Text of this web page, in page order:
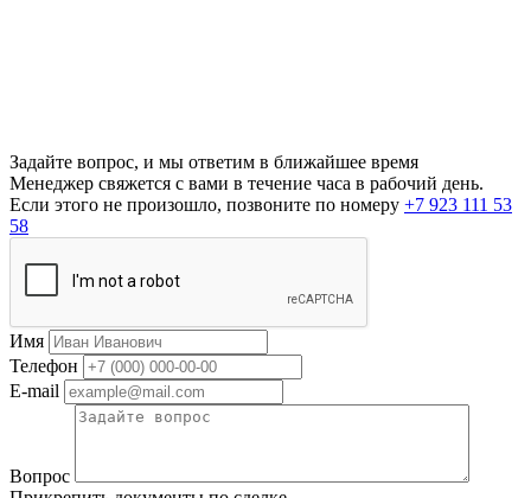
Задайте вопрос, и мы ответим в ближайшее время
Менеджер свяжется с вами в течение часа в рабочий день.
Если этого не произошло, позвоните по номеру +7 923 111 53
58
Имя
Телефон
E-mail
Вопрос